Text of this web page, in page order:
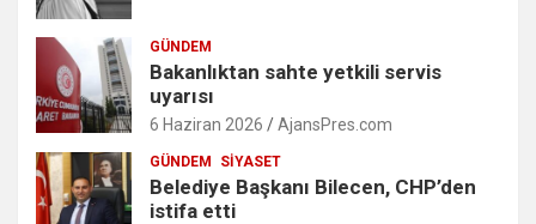
GÜNDEM
Bakanlıktan sahte yetkili servis
uyarısı
6 Haziran 2026 AjansPres.com
GÜNDEM SIYASET
Belediye Başkanı Bilecen, CHP’den
istifa etti